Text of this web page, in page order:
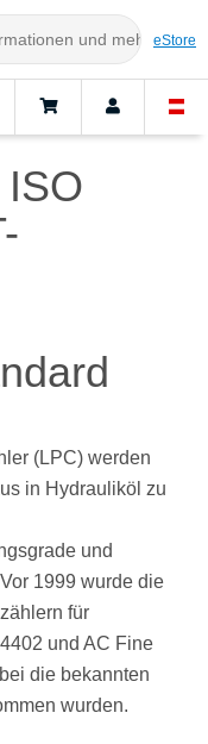
eStore
(LPC) werden
in Hydrauliköl zu
und
1999 wurde die
für
und AC Fine
die bekannten
wurden.